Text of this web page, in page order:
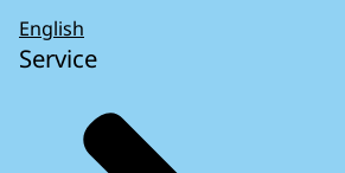
English
Service